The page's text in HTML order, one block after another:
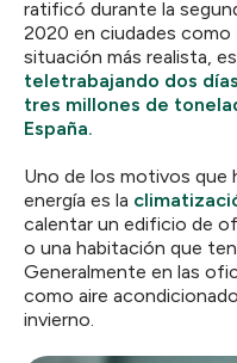
ratificó durante la
2020 en ciudades como
situación más realista,
teletrabajando dos
tres millones de
España.
Uno de los motivos que
energía es la
calentar un edificio de
o una habitación que
Generalmente en las
como aire
invierno.